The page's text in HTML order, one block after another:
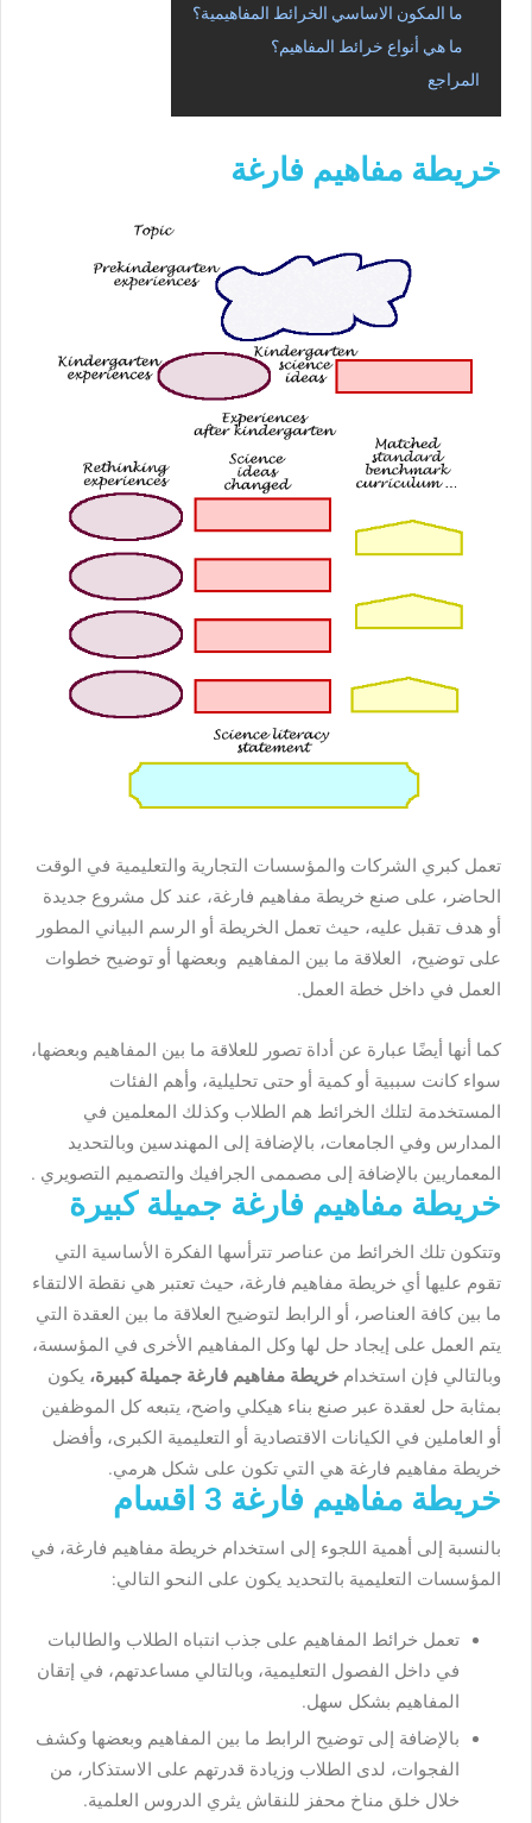
ما المكون الاساسي الخرائط المفاهيمية؟
ما هي أنواع خرائط المفاهيم؟
المراجع
خريطة مفاهيم فارغة
تعمل كبري الشركات والمؤسسات التجارية والتعليمية في الوقت
الحاضر، على صنع خريطة مفاهيم فارغة، عند كل مشروع جديدة
أو هدف تقبل عليه، حيث تعمل الخريطة أو الرسم البياني المطور
على توضيح، العلاقة ما بين المفاهيم وبعضها أو توضيح خطوات
العمل في داخل خطة العمل.
كما أنها أيضًا عبارة عن أداة تصور للعلاقة ما بين المفاهيم وبعضها،
سواء كانت سببية أو كمية أو حتى تحليلية، وأهم الفئات
المستخدمة لتلك الخرائط هم الطلاب وكذلك المعلمين في
المدارس وفي الجامعات، بالإضافة إلى المهندسين وبالتحديد
المعماريين بالإضافة إلى مصممى الجرافيك والتصميم التصويري .
خريطة مفاهيم فارغة جميلة كبيرة
وتتكون تلك الخرائط من عناصر تترأسها الفكرة الأساسية التي
تقوم عليها أي خريطة مفاهيم فارغة، حيث تعتبر هي نقطة الالتقاء
ما بين كافة العناصر، أو الرابط لتوضيح العلاقة ما بين العقدة التي
يتم العمل على إيجاد حل لها وكل المفاهيم الأخرى في المؤسسة،
وبالتالي فإن استخدام خريطة مفاهيم فارغة جميلة كبيرة، يكون
بمثابة حل لعقدة عبر صنع بناء هيكلي واضح، يتبعه كل الموظفين
أو العاملين في الكيانات الاقتصادية أو التعليمية الكبرى، وأفضل
خريطة مفاهيم فارغة هي التي تكون على شكل هرمي.
خريطة مفاهيم فارغة 3 اقسام
بالنسبة إلى أهمية اللجوء إلى استخدام خريطة مفاهيم فارغة، في
المؤسسات التعليمية بالتحديد يكون على النحو التالي:
تعمل خرائط المفاهيم على جذب انتباه الطلاب والطالبات
في داخل الفصول التعليمية، وبالتالي مساعدتهم، في إتقان
المفاهيم بشكل سهل.
بالإضافة إلى توضيح الرابط ما بين المفاهيم وبعضها وكشف
الفجوات، لدى الطلاب وزيادة قدرتهم على الاستذكار، من
خلال خلق مناخ محفز للنقاش يثري الدروس العلمية.